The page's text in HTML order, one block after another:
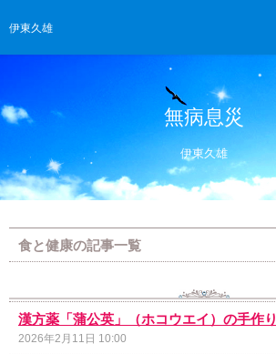
伊東久雄
無病息災
伊東久雄
食と健康の記事一覧
漢方薬「蒲公英」（ホコウエイ）の手作り
2026年2月11日 10:00